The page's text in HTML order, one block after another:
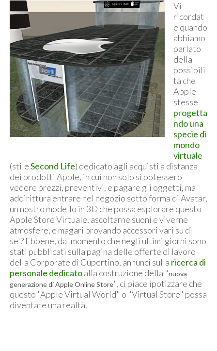
Vi
ricordat
e quando
abbiamo
parlato
della
possibili
tà che
Apple
stesse
progetta
ndo una
specie di
mondo
virtuale
(stileSecond Life) dedicato agli acquisti a distanza
dei prodotti Apple, in cui non solo si potessero
vedere prezzi, preventivi, e pagare gli oggetti, ma
addirittura entrare nel negozio sotto forma di Avatar,
un nostro modello in 3D che possa esplorare questo
Apple Store Virtuale, ascoltarne suoni e viverne
atmosfere, e magari provando accessori vari su di
se'? Ebbene, dal momento che negli ultimi giorni sono
stati pubblicati sulla pagina delle offerte di lavoro
della Corporate di Cupertino, annunci sulla ricerca di
personale dedicatoalla costruzione della "nuova
generazione di Apple Online Store", ci piace ipotizzare che
questo "Apple Virtual World" o "Virtual Store" possa
diventare una realtà.